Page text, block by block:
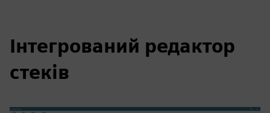
Інтегрований редактор
стеків